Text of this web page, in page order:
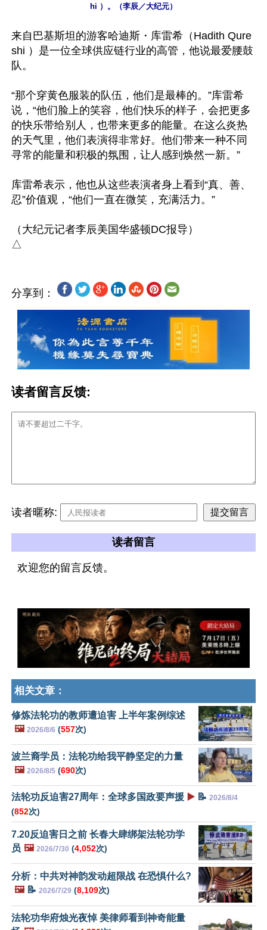
hi ）。（李辰／大纪元）
来自巴基斯坦的游客哈迪斯・库雷希（Hadith Qure
shi ）是一位全球供应链行业的高管，他说最爱腰鼓
队。
“那个穿黄色服装的队伍，他们是最棒的。”库雷希
说，“他们脸上的笑容，他们快乐的样子，会把更多
的快乐带给别人，也带来更多的能量。在这么炎热
的天气里，他们表演得非常好。他们带来一种不同
寻常的能量和积极的氛围，让人感到焕然一新。”
库雷希表示，他也从这些表演者身上看到“真、善、
忍”价值观，“他们一直在微笑，充满活力。”
（大纪元记者李辰美国华盛顿DC报导）
分享到：
读者留言反馈:
读者暱称:
读者留言
欢迎您的留言反馈。
相关文章：
修炼法轮功的教师遭迫害 上半年案例综述
🖼️ 2026/8/6 (557次)
波兰裔学员：法轮功给我平静坚定的力量
🖼️ 2026/8/5 (690次)
法轮功反迫害27周年：全球多国政要声援 ▶️ 📝 2026/8/4
(852次)
7.20反迫害日之前 长春大肆绑架法轮功学
员 🖼️ 2026/7/30 (4,052次)
分析：中共对神韵发动超限战 在恐惧什么?
🖼️📝 2026/7/29 (8,109次)
法轮功华府烛光夜悼 美律师看到神奇能量